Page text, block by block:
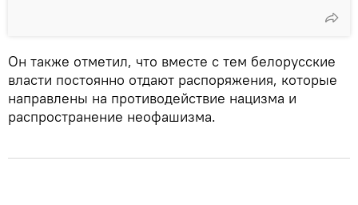
Он также отметил, что вместе с тем белорусские
власти постоянно отдают распоряжения, которые
направлены на противодействие нацизма и
распространение неофашизма.